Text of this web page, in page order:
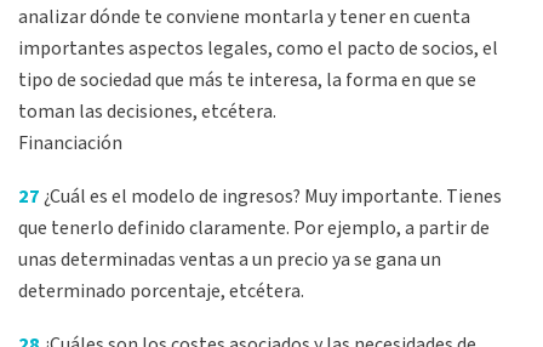
analizar dónde te conviene montarla y tener en cuenta
importantes aspectos legales, como el pacto de socios, el
tipo de sociedad que más te interesa, la forma en que se
toman las decisiones, etcétera.
Financiación
27¿Cuál es el modelo de ingresos? Muy importante. Tienes
que tenerlo definido claramente. Por ejemplo, a partir de
unas determinadas ventas a un precio ya se gana un
determinado porcentaje, etcétera.